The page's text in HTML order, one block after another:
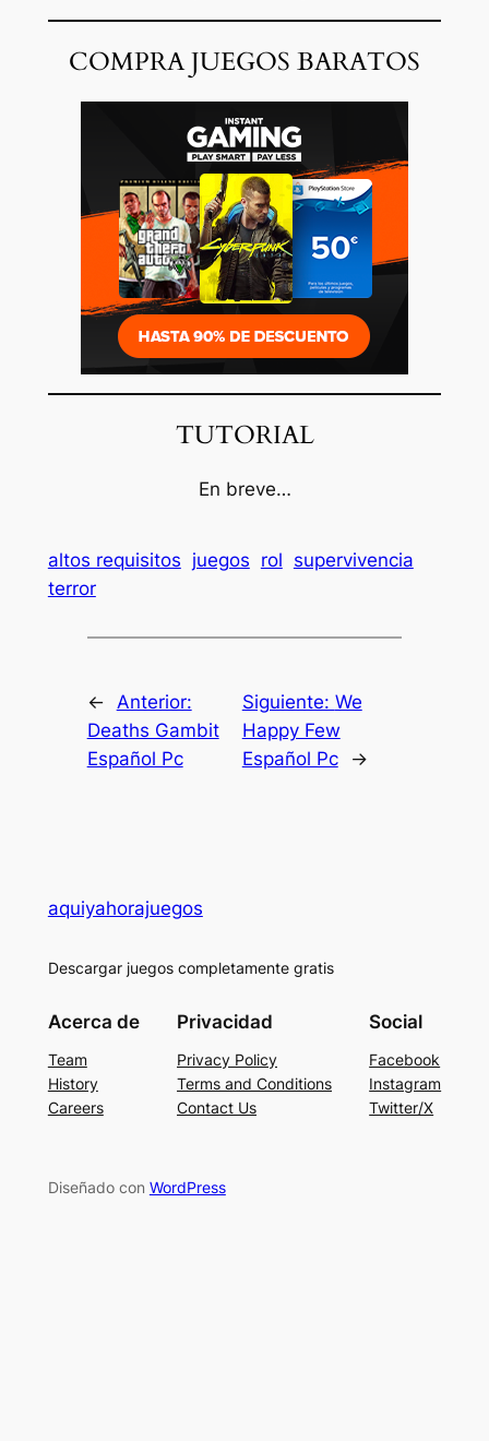
COMPRA JUEGOS BARATOS
TUTORIAL
En breve…
altos requisitos juegos rol supervivencia
terror
← Anterior:
Deaths Gambit
Español Pc
Siguiente: We
Happy Few
Español Pc
→
aquiyahorajuegos
Descargar juegos completamente gratis
Acerca de
Team
History
Careers
Privacidad
Privacy Policy
Terms and Conditions
Contact Us
Social
Facebook
Instagram
Twitter/X
Diseñado con WordPress